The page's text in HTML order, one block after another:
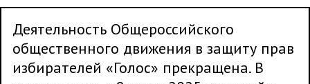
Деятельность Общероссийского
общественного движения в защиту прав
избирателей «Голос» прекращена. В